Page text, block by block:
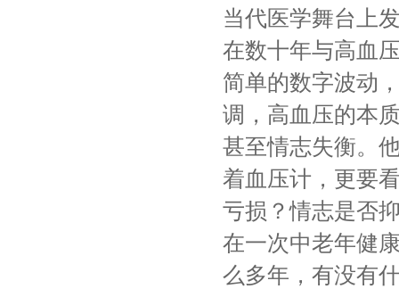
当代医学舞台上
在数十年与高血
简单的数字波动
调，高血压的本
甚至情志失衡。
着血压计，更要
亏损？情志是否
在一次中老年健
么多年，有没有